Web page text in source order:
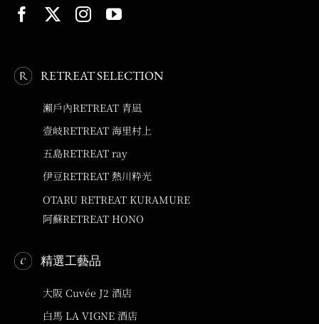
RETREAT SELECTION
瀨戶內RETREAT 青凪
壹岐RETREAT 海里村上
五島RETREAT ray
伊豆RETREAT 熱川粋光
OTARU RETREAT KURAMURE
阿蘇RETREAT HONO
精選工藝品
大阪 Cuvée J2 酒店
白馬 LA VIGNE 酒店